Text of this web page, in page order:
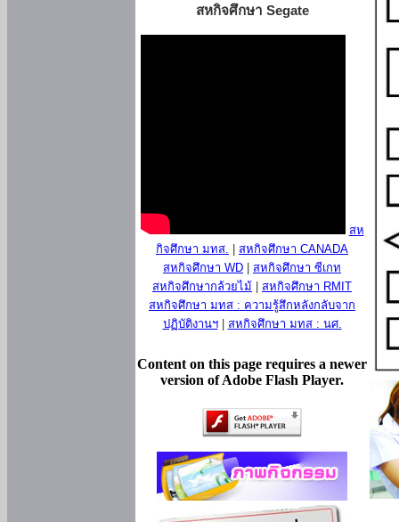
สหกิจศึกษา Segate
สห
กิจศึกษา มทส.
สหกิจศึกษา CANADA
สหกิจศึกษา WD
สหกิจศึกษา ซีเกท
สหกิจศึกษากล้วยไม้
สหกิจศึกษา RMIT
สหกิจศึกษา มทส : ความรู้สึกหลังกลับจาก
ปฏิบัติงานฯ| สหกิจศึกษา มทส : นศ.
Content on this page requires a newer
version of Adobe Flash Player.